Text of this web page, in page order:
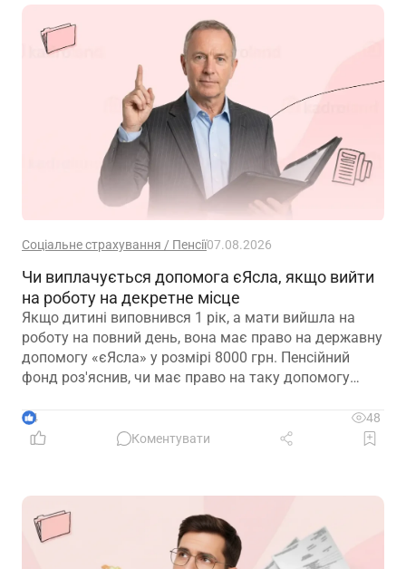
Соціальне страхування / Пенсії07.08.2026
Чи виплачується допомога єЯсла, якщо вийти
на роботу на декретне місце
Якщо дитині виповнився 1 рік, а мати вийшла на
роботу на повний день, вона має право на державну
допомогу «єЯсла» у розмірі 8000 грн. Пенсійний
фонд роз'яснив, чи має право на таку допомогу
4
48
Коментувати